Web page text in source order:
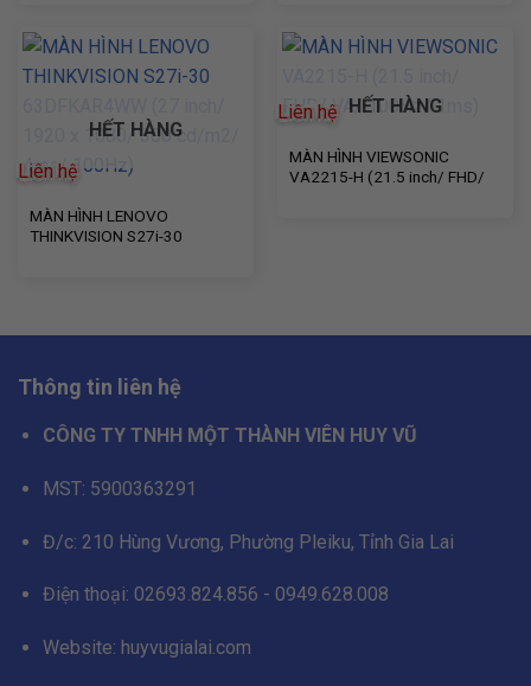
4.450.000₫.
HẾT HÀNG
MÀN HÌNH LENOVO
THINKVISION S27i-30
Liên hệ
HẾT HÀNG
MÀN HÌNH VIEWSONIC
VA2215-H (21.5 inch/ FHD/
Liên hệ
Thông tin liên hệ
CÔNG TY TNHH MỘT THÀNH VIÊN HUY VŨ
MST: 5900363291
Đ/c: 210 Hùng Vương, Phường Pleiku, Tỉnh Gia Lai
Điện thoại: 02693.824.856 - 0949.628.008
Website: huyvugialai.com